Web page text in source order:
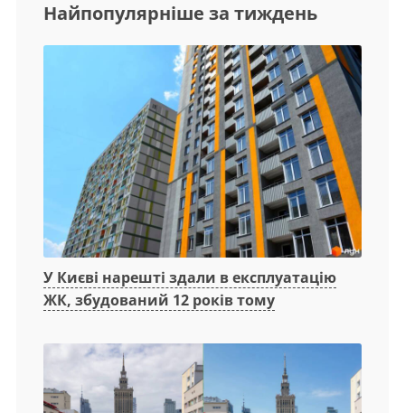
Найпопулярніше за тиждень
У Києві нарешті здали в експлуатацію
ЖК, збудований 12 років тому